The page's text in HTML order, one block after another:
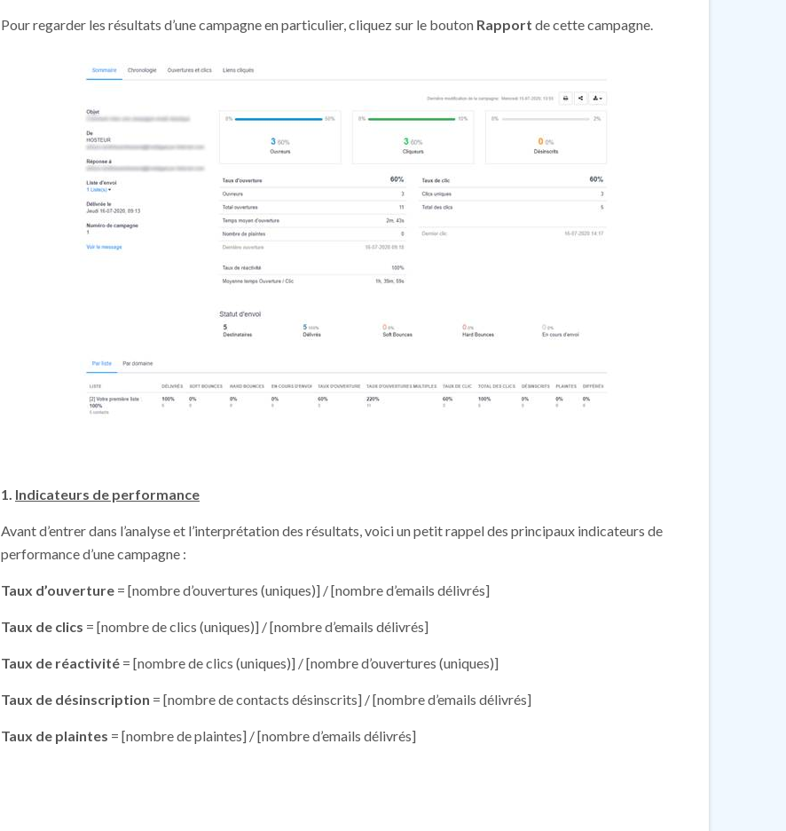
Pour regarder les résultats d’une campagne en particulier, cliquez sur le bouton Rapport de cette campagne.
1. Indicateurs de performance
Avant d’entrer dans l’analyse et l’interprétation des résultats, voici un petit rappel des principaux indicateurs de
performance d’une campagne :
Taux d’ouverture = [nombre d’ouvertures (uniques)] / [nombre d’emails délivrés]
Taux de clics = [nombre de clics (uniques)] / [nombre d’emails délivrés]
Taux de réactivité = [nombre de clics (uniques)] / [nombre d’ouvertures (uniques)]
Taux de désinscription = [nombre de contacts désinscrits] / [nombre d’emails délivrés]
Taux de plaintes = [nombre de plaintes] / [nombre d’emails délivrés]